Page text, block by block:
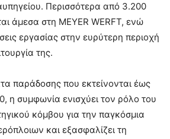
Περισσότερα από 3.200
άμεσα στη MEYER WERFT, ενώ
εργασίας στην ευρύτερη περιοχή
της.
παράδοσης που εκτείνονται έως
η συμφωνία ενισχύει τον ρόλο του
κόμβου για την παγκόσμια
και εξασφαλίζει τη